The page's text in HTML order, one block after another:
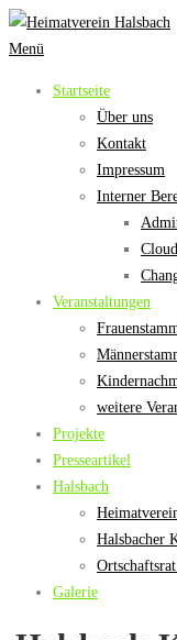
Zum
Inhalt
Menü
Startseite
Über uns
Kontakt
Impressum
Interner
Veranstaltungen
weitere
Projekte
Presseartikel
Halsbach
Halsbacher
Galerie